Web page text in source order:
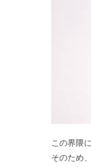
この界隈
そのため